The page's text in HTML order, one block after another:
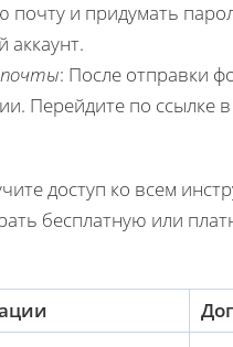
почту и придумать
аккаунт.
: После отправки
Перейдите по ссылке
доступ ко всем
бесплатную или